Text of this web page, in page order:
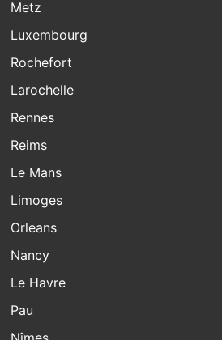
Metz
Luxembourg
Rochefort
Larochelle
Rennes
Reims
Le Mans
Limoges
Orleans
Nancy
Le Havre
Pau